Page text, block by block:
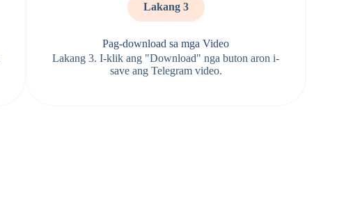
Lakang 3
Pag-download sa mga Video
Lakang 3. I-klik ang "Download" nga buton aron i-
save ang Telegram video.